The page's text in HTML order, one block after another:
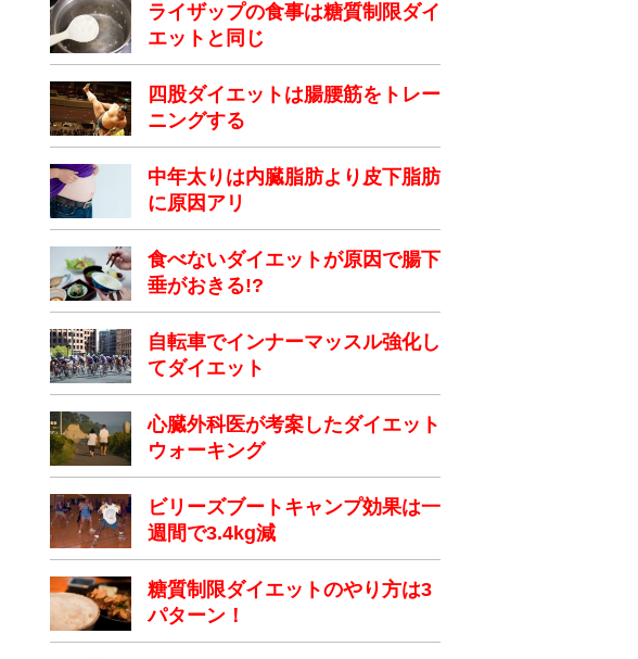
ライザップの食事は糖質制限ダイ
エットと同じ
四股ダイエットは腸腰筋をトレー
ニングする
中年太りは内臓脂肪より皮下脂肪
に原因アリ
食べないダイエットが原因で腸下
垂がおきる!?
自転車でインナーマッスル強化し
てダイエット
心臓外科医が考案したダイエット
ウォーキング
ビリーズブートキャンプ効果は一
週間で3.4kg減
糖質制限ダイエットのやり方は3
パターン！